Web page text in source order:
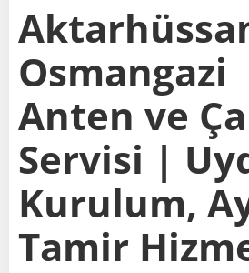
Osmangazi
Anten ve
Servisi |
Kurulum,
Tamir